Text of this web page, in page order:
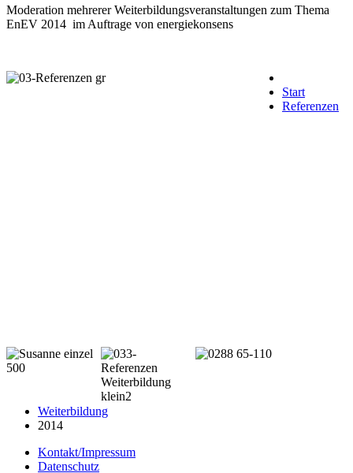
Moderation mehrerer Weiterbildungsveranstaltungen zum Thema
EnEV 2014 im Auftrage von energiekonsens
Start
Referenzen
Weiterbildung
2014
Kontakt/Impressum
Datenschutz